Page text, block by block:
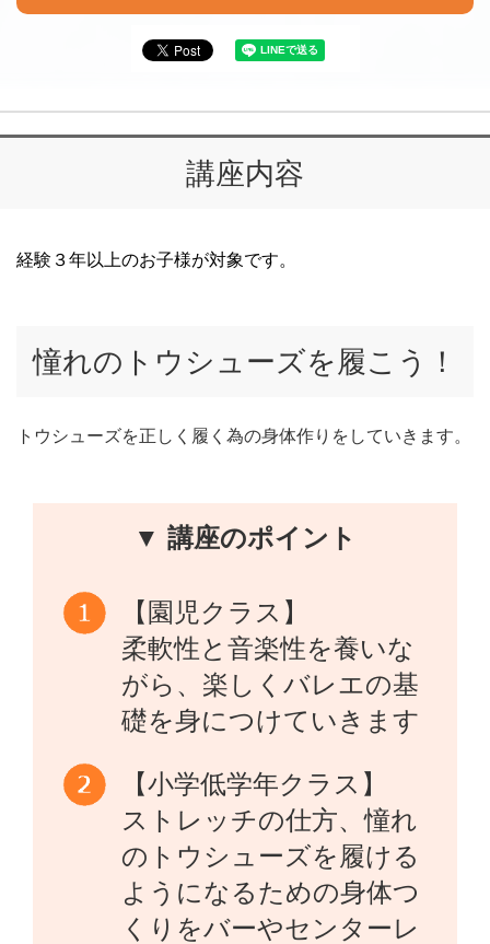
講座内容
経験３年以上のお子様が対象です。
憧れのトウシューズを履こう！
トウシューズを正しく履く為の身体作りをしていきます。
▼ 講座のポイント
【園児クラス】
柔軟性と音楽性を養いな
がら、楽しくバレエの基
礎を身につけていきます
【小学低学年クラス】
ストレッチの仕方、憧れ
のトウシューズを履ける
ようになるための身体つ
くりをバーやセンターレ